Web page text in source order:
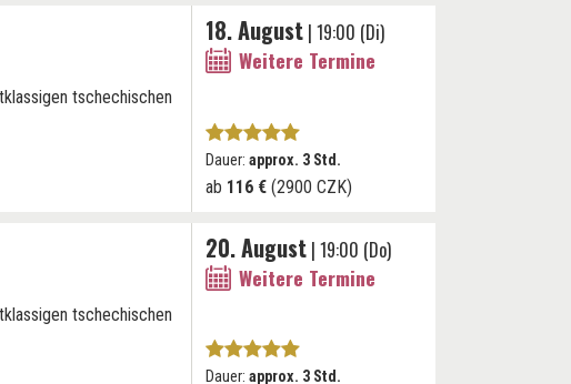
tschechischen
18. August | 19:00 (Di)
Weitere Termine
Dauer: approx. 3 Std.
ab 116 € (2900 CZK)
tschechischen
20. August | 19:00 (Do)
Weitere Termine
Dauer: approx. 3 Std.